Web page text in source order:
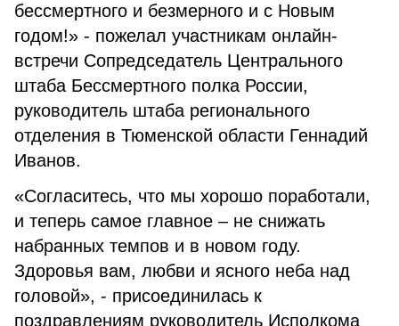
бессмертного и безмерного и с Новым
годом!» - пожелал участникам онлайн-
встречи Сопредседатель Центрального
штаба Бессмертного полка России,
руководитель штаба регионального
отделения в Тюменской области Геннадий
Иванов.
«Согласитесь, что мы хорошо поработали,
и теперь самое главное – не снижать
набранных темпов и в новом году.
Здоровья вам, любви и ясного неба над
головой», - присоединилась к
поздравлениям руководитель Исполкома